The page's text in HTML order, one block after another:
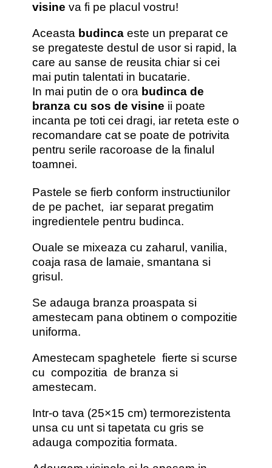
visine va fi pe placul vostru!
Aceasta budinca este un preparat ce
se pregateste destul de usor si rapid, la
care au sanse de reusita chiar si cei
mai putin talentati in bucatarie.
In mai putin de o ora budinca de
branza cu sos de visine ii poate
incanta pe toti cei dragi, iar reteta este o
recomandare cat se poate de potrivita
pentru serile racoroase de la finalul
toamnei.
Pastele se fierb conform instructiunilor
de pe pachet, iar separat pregatim
ingredientele pentru budinca.
Ouale se mixeaza cu zaharul, vanilia,
coaja rasa de lamaie, smantana si
grisul.
Se adauga branza proaspata si
amestecam pana obtinem o compozitie
uniforma.
Amestecam spaghetele fierte si scurse
cu compozitia de branza si
amestecam.
Intr-o tava (25×15 cm) termorezistenta
unsa cu unt si tapetata cu gris se
adauga compozitia formata.